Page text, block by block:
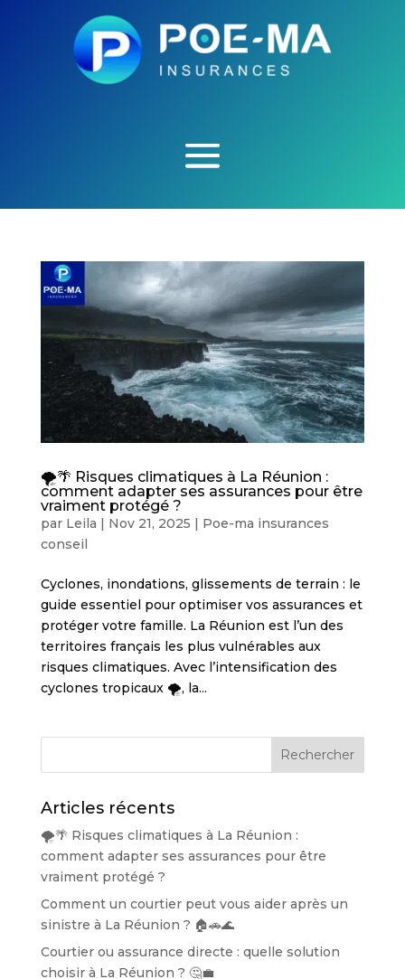
🌪️🌴 Risques climatiques à La Réunion :
comment adapter ses assurances pour être
vraiment protégé ?
par Leila | Nov 21, 2025 | Poe-ma insurances
conseil
Cyclones, inondations, glissements de terrain : le
guide essentiel pour optimiser vos assurances et
protéger votre famille. La Réunion est l’un des
territoires français les plus vulnérables aux
risques climatiques. Avec l’intensification des
cyclones tropicaux 🌪️, la...
Articles récents
🌪️🌴 Risques climatiques à La Réunion :
comment adapter ses assurances pour être
vraiment protégé ?
Comment un courtier peut vous aider après un
sinistre à La Réunion ? 🏠🚗🌊
Courtier ou assurance directe : quelle solution
choisir à La Réunion ? 🤔💼